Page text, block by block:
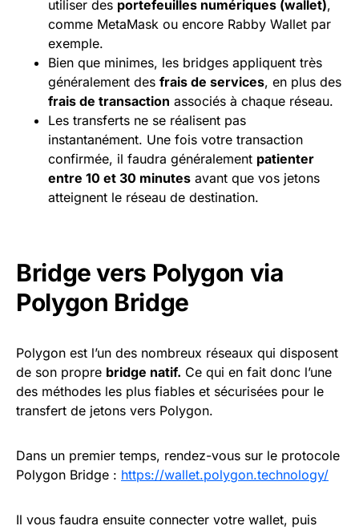
utiliser des portefeuilles numériques (wallet),
comme MetaMask ou encore Rabby Wallet par
exemple.
Bien que minimes, les bridges appliquent très
généralement des frais de services, en plus des
frais de transaction associés à chaque réseau.
Les transferts ne se réalisent pas
instantanément. Une fois votre transaction
confirmée, il faudra généralement patienter
entre 10 et 30 minutes avant que vos jetons
atteignent le réseau de destination.
Bridge vers Polygon via
Polygon Bridge
Polygon est l’un des nombreux réseaux qui disposent
de son propre bridge natif. Ce qui en fait donc l’une
des méthodes les plus fiables et sécurisées pour le
transfert de jetons vers Polygon.
Dans un premier temps, rendez-vous sur le protocole
Polygon Bridge : https://wallet.polygon.technology/
Il vous faudra ensuite connecter votre wallet, puis